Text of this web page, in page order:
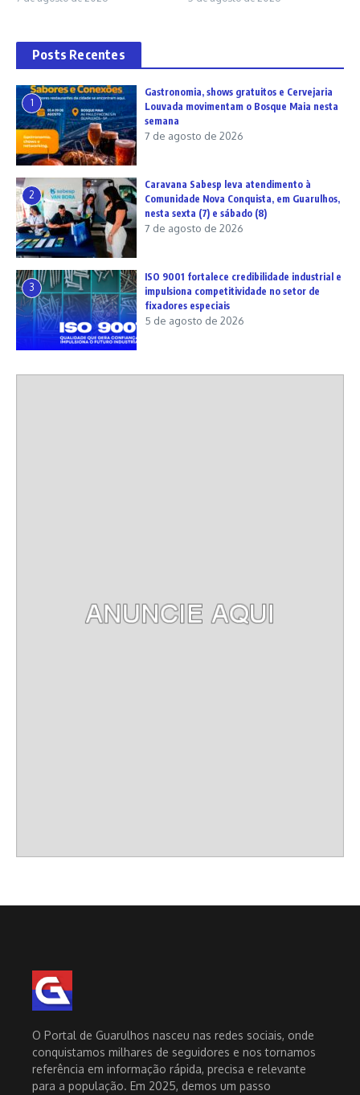
Posts Recentes
1
Gastronomia, shows gratuitos e Cervejaria
Louvada movimentam o Bosque Maia nesta
semana
7 de agosto de 2026
2
Caravana Sabesp leva atendimento à
Comunidade Nova Conquista, em Guarulhos,
nesta sexta (7) e sábado (8)
7 de agosto de 2026
3
ISO 9001 fortalece credibilidade industrial e
impulsiona competitividade no setor de
fixadores especiais
5 de agosto de 2026
O Portal de Guarulhos nasceu nas redes sociais, onde
conquistamos milhares de seguidores e nos tornamos
referência em informação rápida, precisa e relevante
para a população. Em 2025, demos um passo